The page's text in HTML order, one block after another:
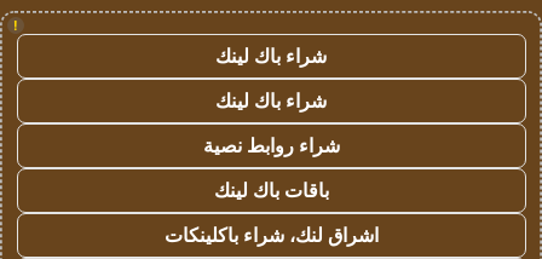
!
شراء باك لينك
شراء باك لينك
شراء روابط نصية
باقات باك لينك
اشراق لنك، شراء باكلينكات